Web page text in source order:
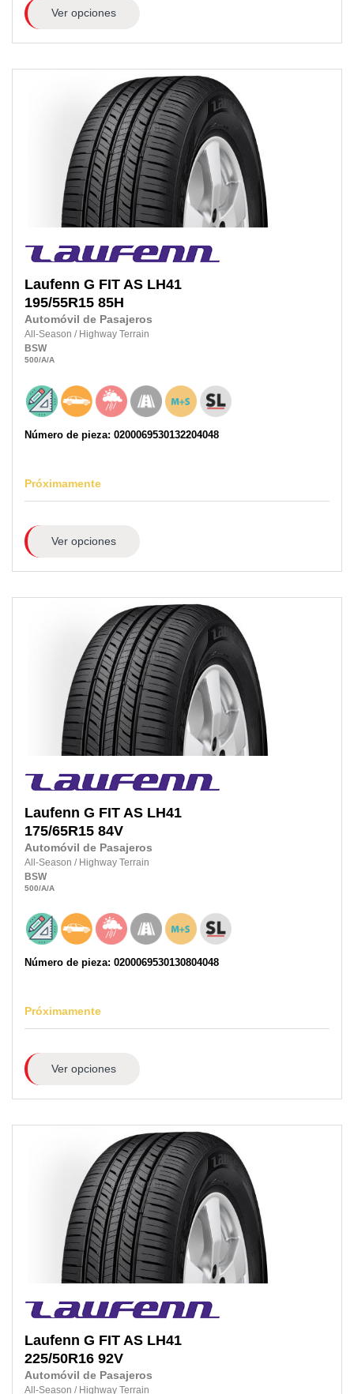
Ver opciones
Laufenn G FIT AS LH41
195/55R15 85H
Automóvil de Pasajeros
All-Season / Highway Terrain
BSW
500/A/A
Número de pieza: 0200069530132204048
Próximamente
Ver opciones
Laufenn G FIT AS LH41
175/65R15 84V
Automóvil de Pasajeros
All-Season / Highway Terrain
BSW
500/A/A
Número de pieza: 0200069530130804048
Próximamente
Ver opciones
Laufenn G FIT AS LH41
225/50R16 92V
Automóvil de Pasajeros
All-Season / Highway Terrain